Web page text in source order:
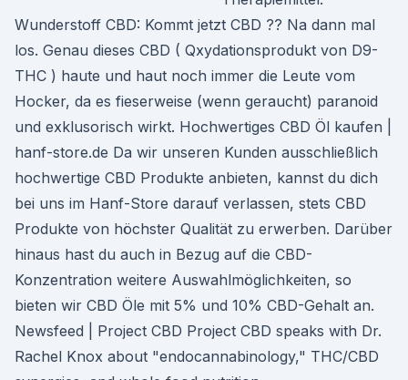
Wunderstoff CBD: Kommt jetzt CBD ?? Na dann mal
los. Genau dieses CBD ( Qxydationsprodukt von D9-
THC ) haute und haut noch immer die Leute vom
Hocker, da es fieserweise (wenn geraucht) paranoid
und exklusorisch wirkt. Hochwertiges CBD Öl kaufen |
hanf-store.de Da wir unseren Kunden ausschließlich
hochwertige CBD Produkte anbieten, kannst du dich
bei uns im Hanf-Store darauf verlassen, stets CBD
Produkte von höchster Qualität zu erwerben. Darüber
hinaus hast du auch in Bezug auf die CBD-
Konzentration weitere Auswahlmöglichkeiten, so
bieten wir CBD Öle mit 5% und 10% CBD-Gehalt an.
Newsfeed | Project CBD Project CBD speaks with Dr.
Rachel Knox about "endocannabinology," THC/CBD